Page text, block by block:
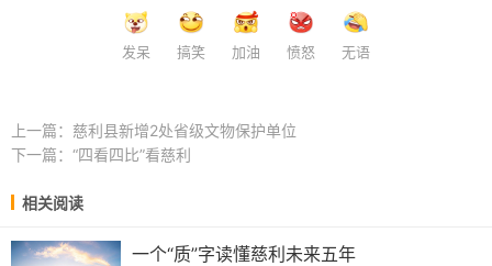
发呆 搞笑 加油 愤怒 无语
上一篇： 慈利县新增2处省级文物保护单位
下一篇： “四看四比”看慈利
相关阅读
一个“质”字读懂慈利未来五年